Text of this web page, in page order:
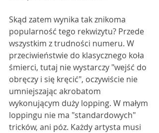
Skąd zatem wynika tak znikoma
popularność tego rekwizytu? Przede
wszystkim z trudności numeru. W
przeciwieństwie do klasycznego koła
śmierci, tutaj nie wystarczy "wejść do
obręczy i się kręcić", oczywiście nie
umniejszając akrobatom
wykonującym duży lopping. W małym
loppingu nie ma "standardowych"
tricków, ani póz. Każdy artysta musi